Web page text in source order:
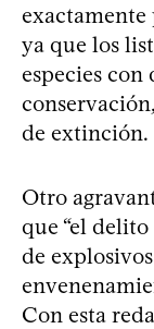
exactamente
ya que los
especies
de extinción.
Otro
que “el
de
Con esta